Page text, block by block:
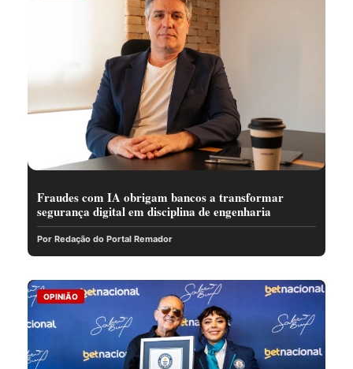
Fraudes com IA obrigam bancos a transformar
segurança digital em disciplina de engenharia
Por Redação do Portal Remador
OPINIÃO